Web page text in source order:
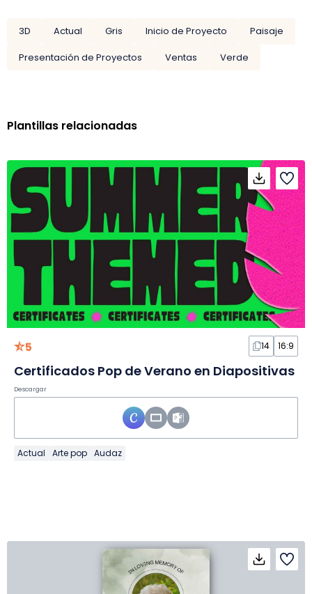
3D Actual Gris Inicio de Proyecto
Paisaje
Presentación de Proyectos
Ventas Verde
Plantillas relacionadas
5 14 16:9
Certificados Pop de Verano en Diapositivas
Descargar
Actual Arte pop Audaz